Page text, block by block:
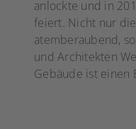
anlockte und in
feiert. Nicht nur
atemberaubend,
und Architekten
Gebäude ist einen